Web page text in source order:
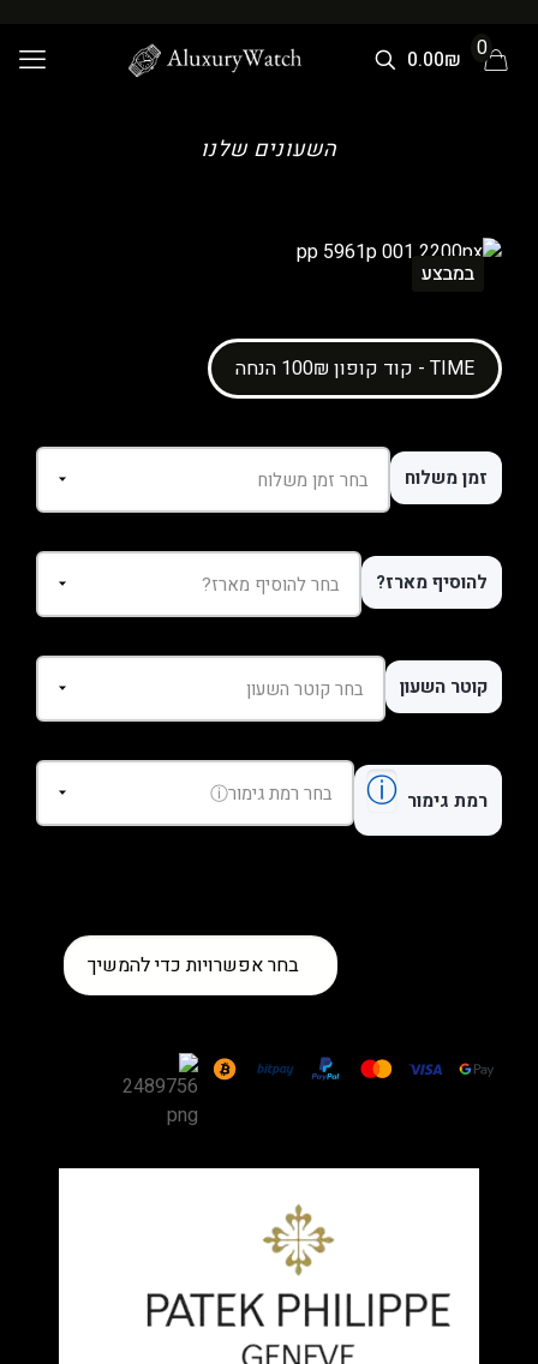
0
0.00₪
השעונים שלנו
במבצע
קוד קופון 100₪ הנחה - TIME
זמן משלוח
להוסיף מארז?
קוטר השעון
רמת גימור ⓘ
Philippe
בחר אפשרויות כדי להמשיך